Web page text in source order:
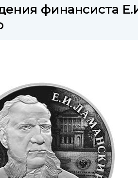
финансиста